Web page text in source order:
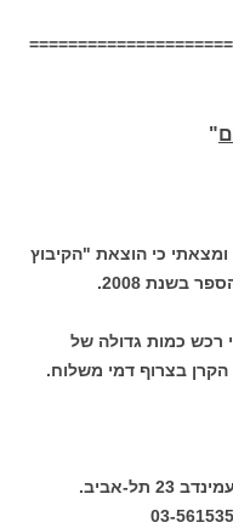
"
כי הוצאת "הקיבוץ
בשנת 2008.
רכש כמות גדולה של
בצרוף דמי משלוח.
יש לשלוח שיק על סך 55 ש"ח לרחוב עמינדב 23 תל-אביב.